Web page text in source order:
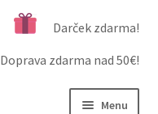
Darček zdarma!
Doprava zdarma nad 50€!
Menu